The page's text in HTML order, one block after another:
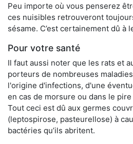
Peu importe où vous penserez
ces nuisibles retrouveront
sésame. C’est certainement dû à
Pour votre santé
Il faut aussi noter que les rats et
porteurs de nombreuses
l'origine d'infections, d'une
en cas de morsure ou dans le
Tout ceci est dû aux germes
(leptospirose, pasteurellose) à
bactéries qu’ils abritent.